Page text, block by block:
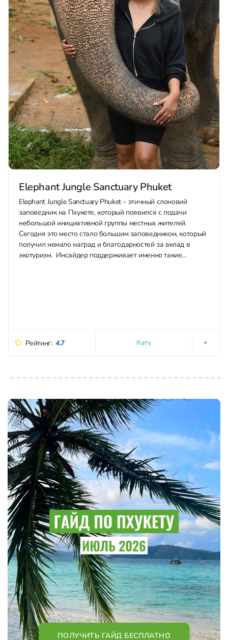
Elephant Jungle Sanctuary Phuket
Elephant Jungle Sanctuary Phuket – этичный слоновий
заповедник на Пхукете, который появился с подачи
небольшой инициативной группы местных жителей.
Сегодня это место стало большим заповедником, который
получил немало наград и благодарностей за вклад в
экотуризм. Инсайдер поддерживает именно такие
Рейтинг: 4.7 Кату
ПОЛУЧИТЬ ГАЙД БЕСПЛАТНО